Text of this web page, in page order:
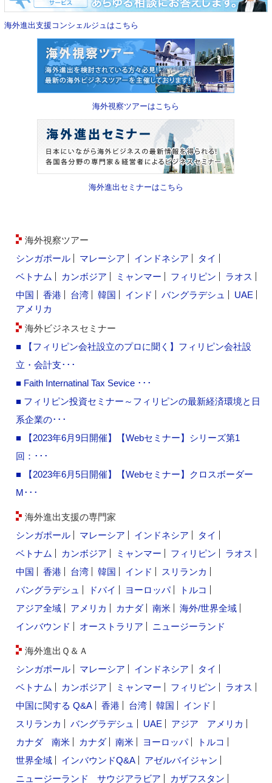
海外進出支援コンシェルジュはこちら
海外視察ツアーはこちら
海外進出セミナーはこちら
海外視察ツアー
シンガポール
マレーシア インドネシア
タイ
ベトナム
カンボジア ミャンマー フィリピン
ラオス
中国
香港 台湾 韓国 インド バングラデシュ
UAE
アメリカ
海外ビジネスセミナー
■ 【フィリピン会社設立のプロに聞く】フィリピン会社設
立・会計支･･･
■ Faith Internatinal Tax Sevice ･･･
■ フィリピン投資セミナー～フィリピンの最新経済環境と日
系企業の･･･
■ 【2023年6月9日開催】【Webセミナー】シリーズ第1
回：･･･
■ 【2023年6月5日開催】【Webセミナー】クロスボーダー
M･･･
海外進出支援の専門家
シンガポール
マレーシア インドネシア
タイ
ベトナム
カンボジア ミャンマー フィリピン
ラオス
中国
香港 台湾 韓国 インド
スリランカ
バングラデシュ
ドバイ ヨーロッパ
トルコ
アジア全域
アメリカ カナダ 南米
海外/世界全域
インバウンド
オーストラリア ニュージーランド
海外進出Ｑ＆Ａ
シンガポール
マレーシア インドネシア
タイ
ベトナム
カンボジア ミャンマー フィリピン
ラオス
中国に関する Q&A
香港 台湾 韓国
インド
スリランカ
バングラデシュ UAE アジア
アメリカ
カナダ
南米 カナダ 南米 ヨーロッパ
トルコ
世界全域
インバウンドQ&A
アゼルバイジャン
ニュージーランド
サウジアラビア カザフスタン